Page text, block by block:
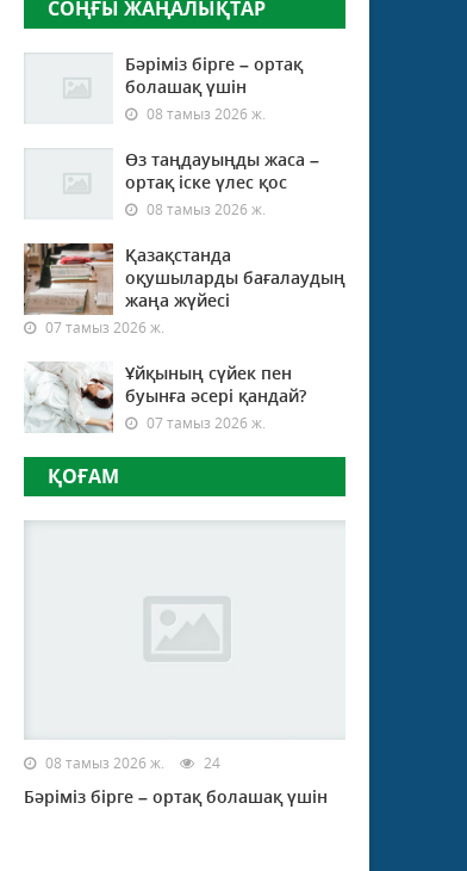
СОҢҒЫ ЖАҢАЛЫҚТАР
Бәріміз бірге – ортақ
болашақ үшін
08 тамыз 2026 ж.
Өз таңдауыңды жаса –
ортақ іске үлес қос
08 тамыз 2026 ж.
Қазақстанда
оқушыларды бағалаудың
жаңа жүйесі
07 тамыз 2026 ж.
Ұйқының сүйек пен
буынға әсері қандай?
07 тамыз 2026 ж.
ҚОҒАМ
08 тамыз 2026 ж. 24
Бәріміз бірге – ортақ болашақ үшін